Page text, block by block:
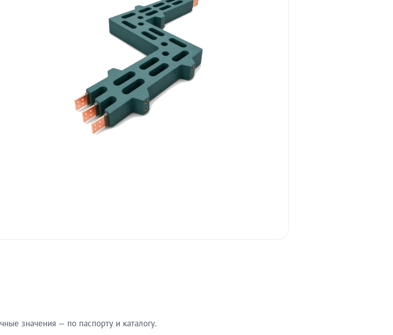
значения — по паспорту и каталогу.